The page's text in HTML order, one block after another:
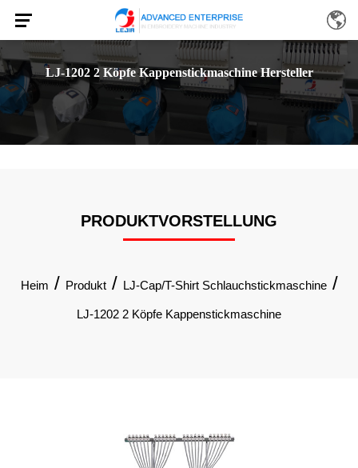
LJ-1202 2 Köpfe Kappenstickmaschine Hersteller
PRODUKTVORSTELLUNG
Heim / Produkt/ LJ-Cap/T-Shirt Schlauchstickmaschine/
LJ-1202 2 Köpfe Kappenstickmaschine